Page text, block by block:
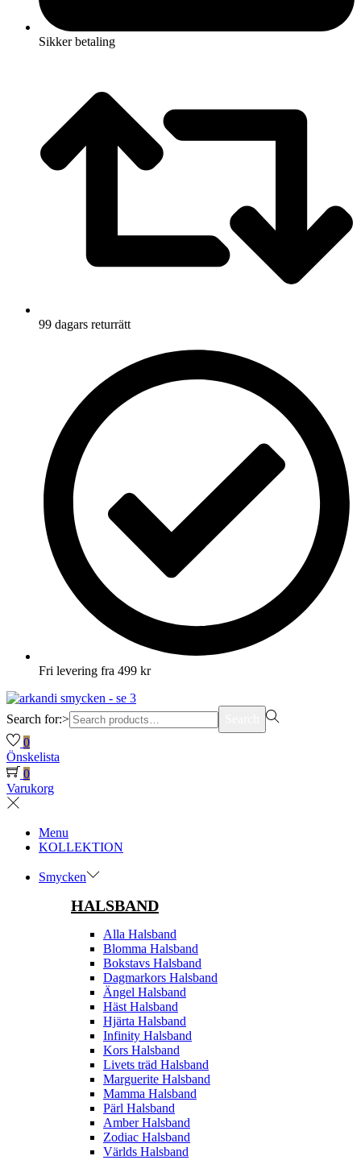
Sikker betaling
99 dagars returrätt
Fri levering fra 499 kr
Search for:>
0
Önskelista
0
Varukorg
Menu
KOLLEKTION
Smycken
HALSBAND
Alla Halsband
Blomma Halsband
Bokstavs Halsband
Dagmarkors Halsband
Ängel Halsband
Häst Halsband
Hjärta Halsband
Infinity Halsband
Kors Halsband
Livets träd Halsband
Marguerite Halsband
Mamma Halsband
Pärl Halsband
Amber Halsband
Zodiac Halsband
Världs Halsband